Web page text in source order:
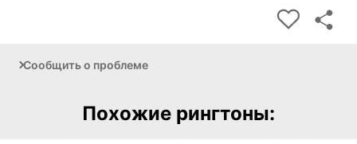
Сообщить о проблеме
Похожие рингтоны: